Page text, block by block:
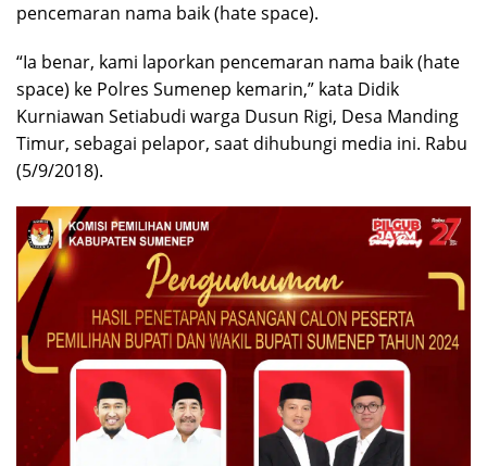
pencemaran nama baik (hate space).
“Ia benar, kami laporkan pencemaran nama baik (hate
space) ke Polres Sumenep kemarin,” kata Didik
Kurniawan Setiabudi warga Dusun Rigi, Desa Manding
Timur, sebagai pelapor, saat dihubungi media ini. Rabu
(5/9/2018).